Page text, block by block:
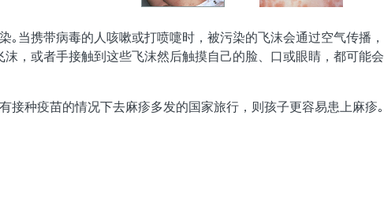
｡当携带病毒的人咳嗽或打喷嚏时，被污染的飞沫会通过空气传播，
，或者手接触到这些飞沫然后触摸自己的脸、口或眼睛，都可能会
接种疫苗的情况下去麻疹多发的国家旅行，则孩子更容易患上麻疹｡